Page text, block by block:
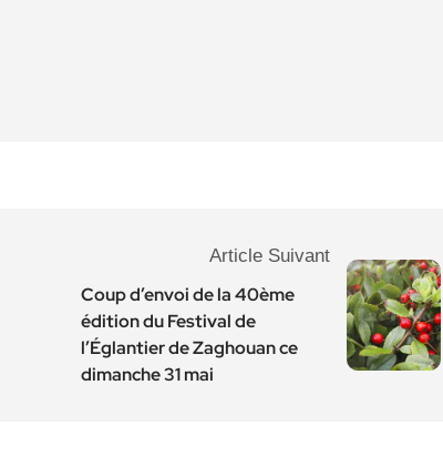
Article Suivant
Coup d’envoi de la 40ème
édition du Festival de
l’Églantier de Zaghouan ce
dimanche 31 mai